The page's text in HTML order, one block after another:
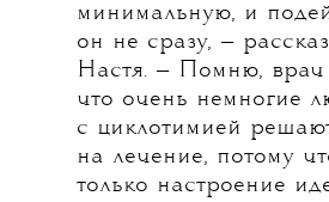
минимальную, и
он не сразу, —
Настя. — Помню, врач
что очень немногие
с циклотимией
на лечение, потому
только настроение